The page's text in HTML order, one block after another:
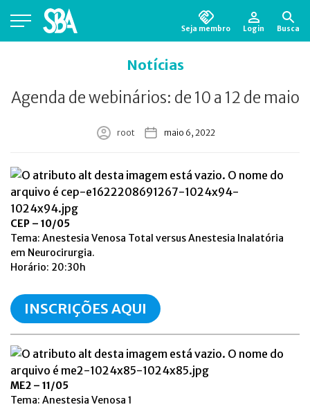
Seja membro Login Busca
Notícias
Agenda de webinários: de 10 a 12 de maio
root maio 6, 2022
CEP – 10/05
Tema: Anestesia Venosa Total versus Anestesia Inalatória
em Neurocirurgia.
Horário: 20:30h
INSCRIÇÕES AQUI
ME2 – 11/05
Tema: Anestesia Venosa 1